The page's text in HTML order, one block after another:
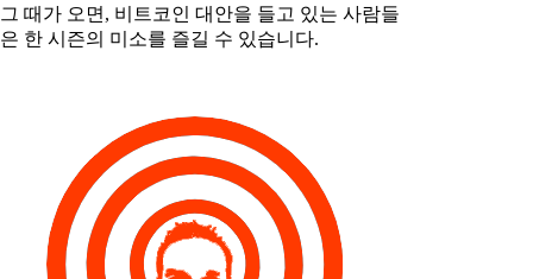
그 때가 오면, 비트코인 대안을 들고 있는 사람들
은 한 시즌의 미소를 즐길 수 있습니다.